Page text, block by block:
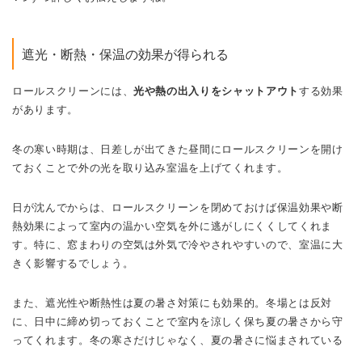
遮光・断熱・保温の効果が得られる
ロールスクリーンには、光や熱の出入りをシャットアウト する効果
があります。
冬の寒い時期は、日差しが出てきた昼間にロールスクリーンを開け
ておくことで外の光を取り込み室温を上げてくれます。
日が沈んでからは、ロールスクリーンを閉めておけば保温効果や断
熱効果によって室内の温かい空気を外に逃がしにくくしてくれま
す。特に、窓まわりの空気は外気で冷やされやすいので、室温に大
きく影響するでしょう。
また、遮光性や断熱性は夏の暑さ対策にも効果的。冬場とは反対
に、日中に締め切っておくことで室内を涼しく保ち夏の暑さから守
ってくれます。冬の寒さだけじゃなく、夏の暑さに悩まされている